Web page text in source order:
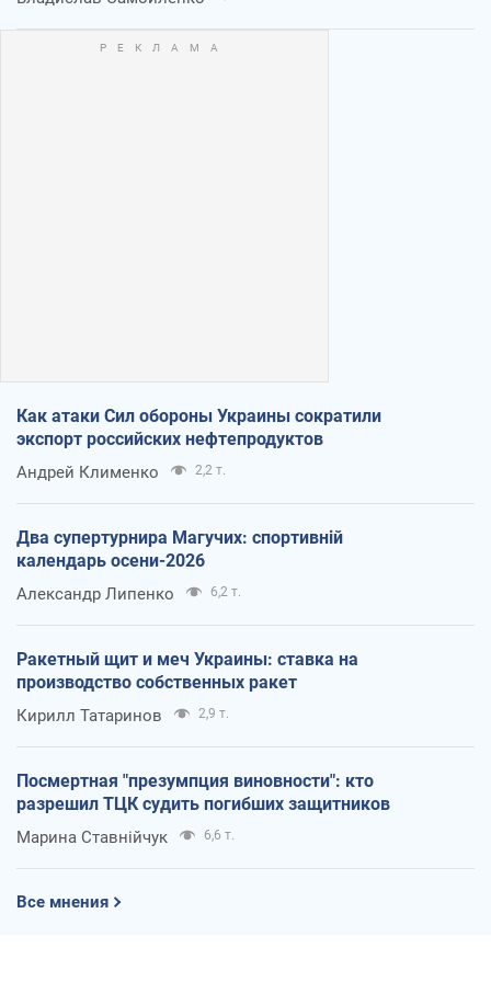
Как атаки Сил обороны Украины сократили
экспорт российских нефтепродуктов
Андрей Клименко 2,2 т.
Два супертурнира Магучих: спортивній
календарь осени-2026
Александр Липенко 6,2 т.
Ракетный щит и меч Украины: ставка на
производство собственных ракет
Кирилл Татаринов 2,9 т.
Посмертная "презумпция виновности": кто
разрешил ТЦК судить погибших защитников
Марина Ставнійчук 6,6 т.
Все мнения